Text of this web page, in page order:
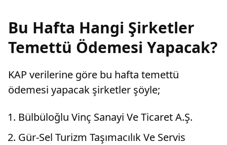
Bu Hafta Hangi Şirketler
Temettü Ödemesi Yapacak?
KAP verilerine göre bu hafta temettü
ödemesi yapacak şirketler şöyle;
Bülbüloğlu Vinç Sanayi Ve Ticaret A.Ş.
Gür-Sel Turizm Taşımacılık Ve Servis